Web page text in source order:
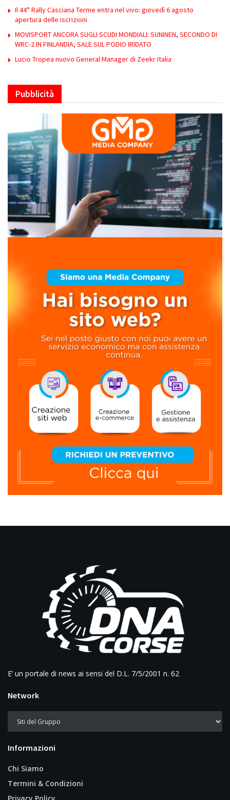
Il 44° Rally Casciana Terme entra nel vivo: giovedì 6 agosto
apertura delle iscrizioni
MOVISPORT ANCORA SUGLI SCUDI MONDIALI: SUNINEN, SECONDO DI
WRC-2 IN FINLANDIA, SALE SUL PODIO IRIDATO
Lucio Tropea nuovo General Manager di Zeekr Italia
Pubblicità
E’ un portale di news ai sensi del D.L. 7/5/2001 n. 62
Network
Informazioni
Chi Siamo
Termini & Condizioni